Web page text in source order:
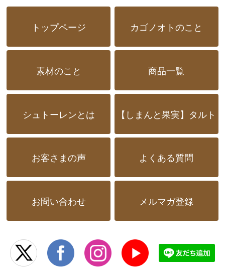
トップページ カゴノオトのこと
素材のこと 商品一覧
シュトーレンとは 【しまんと果実】タルト
お客さまの声 よくある質問
お問い合わせ メルマガ登録